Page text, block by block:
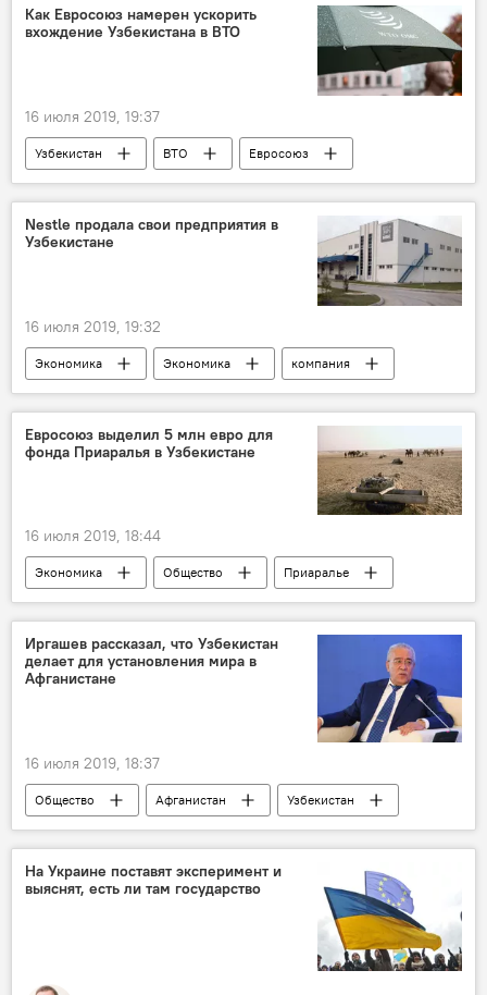
авиакомпания
Как Евросоюз намерен ускорить
вхождение Узбекистана в ВТО
16 июля 2019, 19:37
Узбекистан ВТО
Евросоюз
Политика
Nestle продала свои предприятия в
Узбекистане
16 июля 2019, 19:32
Экономика Экономика
компания
Узбекистан
Евросоюз выделил 5 млн евро для
фонда Приаралья в Узбекистане
16 июля 2019, 18:44
Экономика Общество
Приаралье
Аральское море
Аральское море
Иргашев рассказал, что Узбекистан
делает для установления мира в
Афганистане
16 июля 2019, 18:37
Общество Афганистан
Узбекистан
Исматулла Иргашев
Политика
На Украине поставят эксперимент и
выяснят, есть ли там государство